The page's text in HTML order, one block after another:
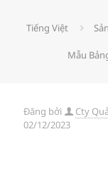
Tiếng Việt
Mẫu
Đăng bởi Cty
02/12/2023